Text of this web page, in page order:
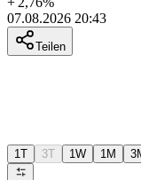
07.08.2026 20:43
Teilen
1T 3T 1W 1M